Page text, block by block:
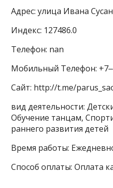
Адрес: улица Ивана
Индекс: 127486.0
Телефон: nan
Мобильный Телефон:
Сайт: http://t.me/
вид деятельности:
Обучение танцам,
раннего развития детей
Время работы:
Способ оплаты: Оплата